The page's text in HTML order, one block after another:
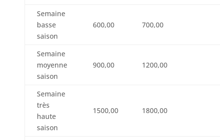
Semaine
basse
saison
600,00 700,00
Semaine
moyenne
saison
900,00 1200,00
Semaine
très
haute
saison
1500,00 1800,00